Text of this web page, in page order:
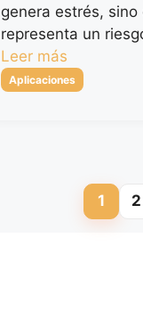
genera estrés,
representa un
Leer más
Categorías
Aplicaciones
Página
1 2